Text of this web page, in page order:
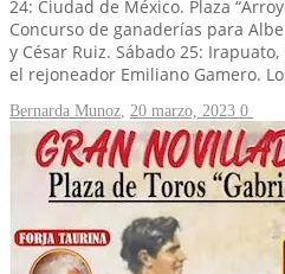
24: Ciudad de México. Plaza
Concurso de ganaderías para
y César Ruiz. Sábado 25:
el rejoneador Emiliano Gamero.
Bernarda Munoz 20 marzo, 2023 0